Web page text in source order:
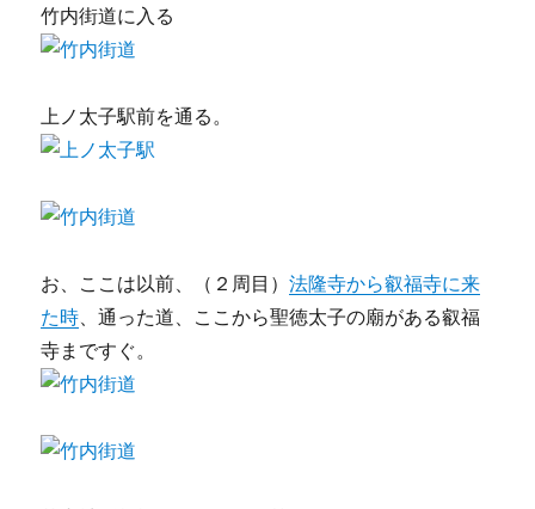
竹内街道に入る
上ノ太子駅前を通る。
お、ここは以前、（２周目）法隆寺から叡福寺に来
た時 、通った道、ここから聖徳太子の廟がある叡福
寺まですぐ。